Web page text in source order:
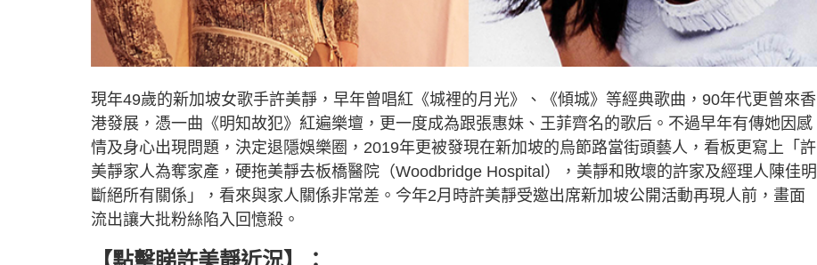
現年49歲的新加坡女歌手許美靜，早年曾唱紅《城裡的月光》、《傾城》等經典歌曲，90年代更曾來香
港發展，憑一曲《明知故犯》紅遍樂壇，更一度成為跟張惠妹、王菲齊名的歌后。不過早年有傳她因感
情及身心出現問題，決定退隱娛樂圈，2019年更被發現在新加坡的烏節路當街頭藝人，看板更寫上「許
美靜家人為奪家產，硬拖美靜去板橋醫院（Woodbridge Hospital），美靜和敗壞的許家及經理人陳佳明
斷絕所有關係」，看來與家人關係非常差。今年2月時許美靜受邀出席新加坡公開活動再現人前，畫面
流出讓大批粉絲陷入回憶殺。
【點擊睇許美靜近況】：